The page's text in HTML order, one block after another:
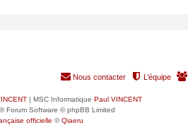
L’équipe
Nous contacter
| MSC Informatique Paul VINCENT
® Forum Software © phpBB Limited
officielle ©Qiaeru